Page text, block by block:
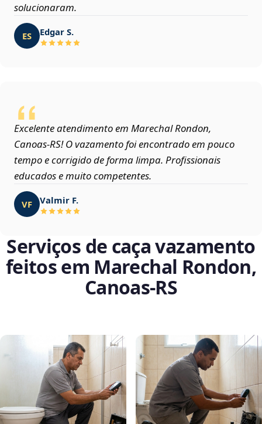
solucionaram.
ES Edgar S.
Excelente atendimento em Marechal Rondon,
Canoas‑RS! O vazamento foi encontrado em pouco
tempo e corrigido de forma limpa. Profissionais
educados e muito competentes.
VF Valmir F.
Serviços de caça vazamento
feitos em Marechal Rondon,
Canoas‑RS